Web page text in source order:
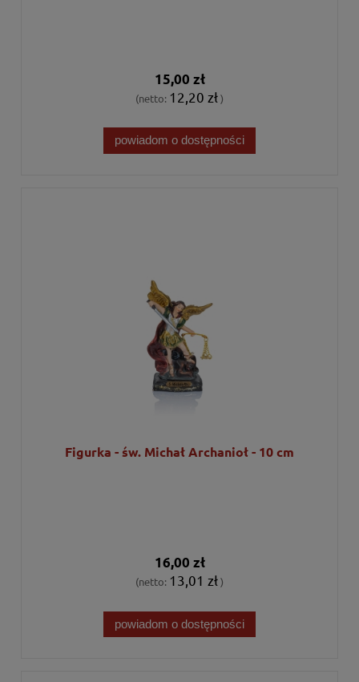
15,00 zł
(netto: 12,20 zł)
powiadom o dostępności
Figurka - św. Michał Archanioł - 10 cm
16,00 zł
(netto: 13,01 zł)
powiadom o dostępności